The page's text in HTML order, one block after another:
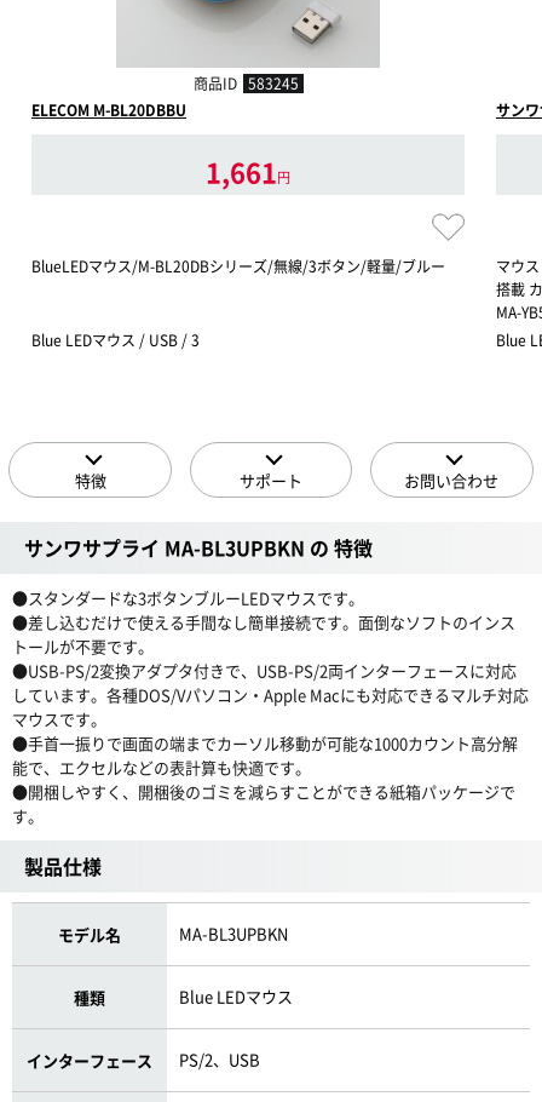
商品ID 583245
ELECOM M-BL20DBBU
1,661円
BlueLEDマウス/M-BL20DBシリーズ/無線/3ボタン/軽量/ブルー
Blue LEDマウス / USB / 3
サン
マウ
搭載
MA-
Blue
特徴 サポート お問い合わせ
サンワサプライ MA-BL3UPBKN の 特徴
●スタンダードな3ボタンブルーLEDマウスです。
●差し込むだけで使える手間なし簡単接続です。面倒なソフトのインス
トールが不要です。
●USB-PS/2変換アダプタ付きで、USB-PS/2両インターフェースに対応
しています。各種DOS/Vパソコン・Apple Macにも対応できるマルチ対応
マウスです。
●手首一振りで画面の端までカーソル移動が可能な1000カウント高分解
能で、エクセルなどの表計算も快適です。
●開梱しやすく、開梱後のゴミを減らすことができる紙箱パッケージで
す。
製品仕様
モデル名 MA-BL3UPBKN
種類 Blue LEDマウス
インターフェース PS/2、USB